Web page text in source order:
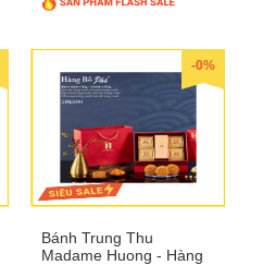
-0%
Bánh Trung Thu
Madame Huong - Hàng